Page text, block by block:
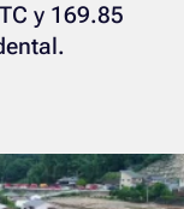
y 169.85